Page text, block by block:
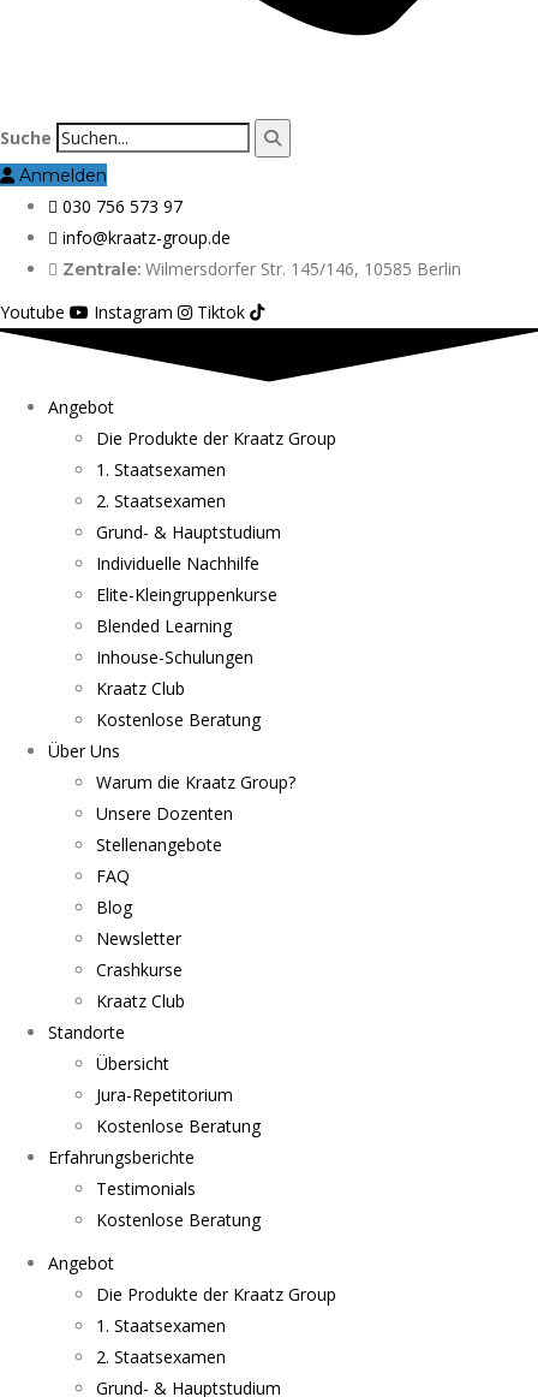
Suche
Anmelden
030 756 573 97
info@kraatz-group.de
Zentrale: Wilmersdorfer Str. 145/146, 10585 Berlin
Youtube
Instagram Tiktok
Angebot
Die Produkte der Kraatz Group
1. Staatsexamen
2. Staatsexamen
Grund- & Hauptstudium
Individuelle Nachhilfe
Elite-Kleingruppenkurse
Blended Learning
Inhouse-Schulungen
Kraatz Club
Kostenlose Beratung
Über Uns
Warum die Kraatz Group?
Unsere Dozenten
Stellenangebote
FAQ
Blog
Newsletter
Crashkurse
Kraatz Club
Standorte
Übersicht
Jura-Repetitorium
Kostenlose Beratung
Erfahrungsberichte
Testimonials
Kostenlose Beratung
Angebot
Die Produkte der Kraatz Group
1. Staatsexamen
2. Staatsexamen
Grund- & Hauptstudium